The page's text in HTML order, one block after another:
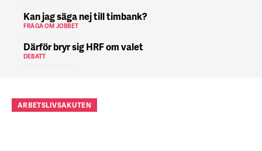
Kan jag säga nej till timbank?
FRÅGA OM JOBBET
Därför bryr sig HRF om valet
DEBATT
ARBETSLIVSAKUTEN